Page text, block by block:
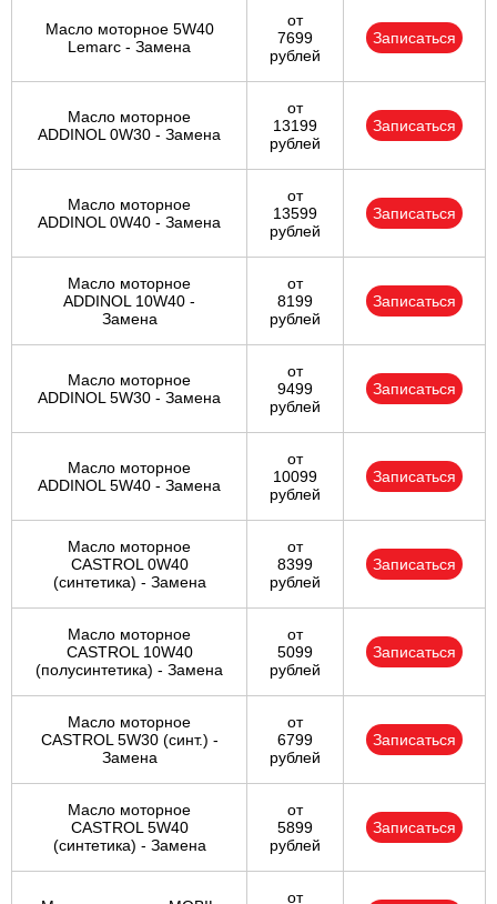
Масло моторное 5W40
Lemarc - Замена
от
7699
рублей
Записаться
Масло моторное
ADDINOL 0W30 - Замена
от
13199
рублей
Записаться
Масло моторное
ADDINOL 0W40 - Замена
от
13599
рублей
Записаться
Масло моторное
ADDINOL 10W40 -
Замена
от
8199
рублей
Записаться
Масло моторное
ADDINOL 5W30 - Замена
от
9499
рублей
Записаться
Масло моторное
ADDINOL 5W40 - Замена
от
10099
рублей
Записаться
Масло моторное
CASTROL 0W40
(синтетика) - Замена
от
8399
рублей
Записаться
Масло моторное
CASTROL 10W40
(полусинтетика) - Замена
от
5099
рублей
Записаться
Масло моторное
CASTROL 5W30 (синт.) -
Замена
от
6799
рублей
Записаться
Масло моторное
CASTROL 5W40
(синтетика) - Замена
от
5899
рублей
Записаться
от